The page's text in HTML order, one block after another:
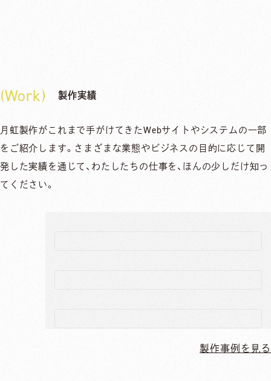
製作実績
Work
月虹製作がこれまで手がけてきたWebサイトやシステムの一部
をご紹介します。さまざまな業態やビジネスの目的に応じて開
発した実績を通じて、わたしたちの仕事を、ほんの少しだけ知っ
てください。
製作事例を見る